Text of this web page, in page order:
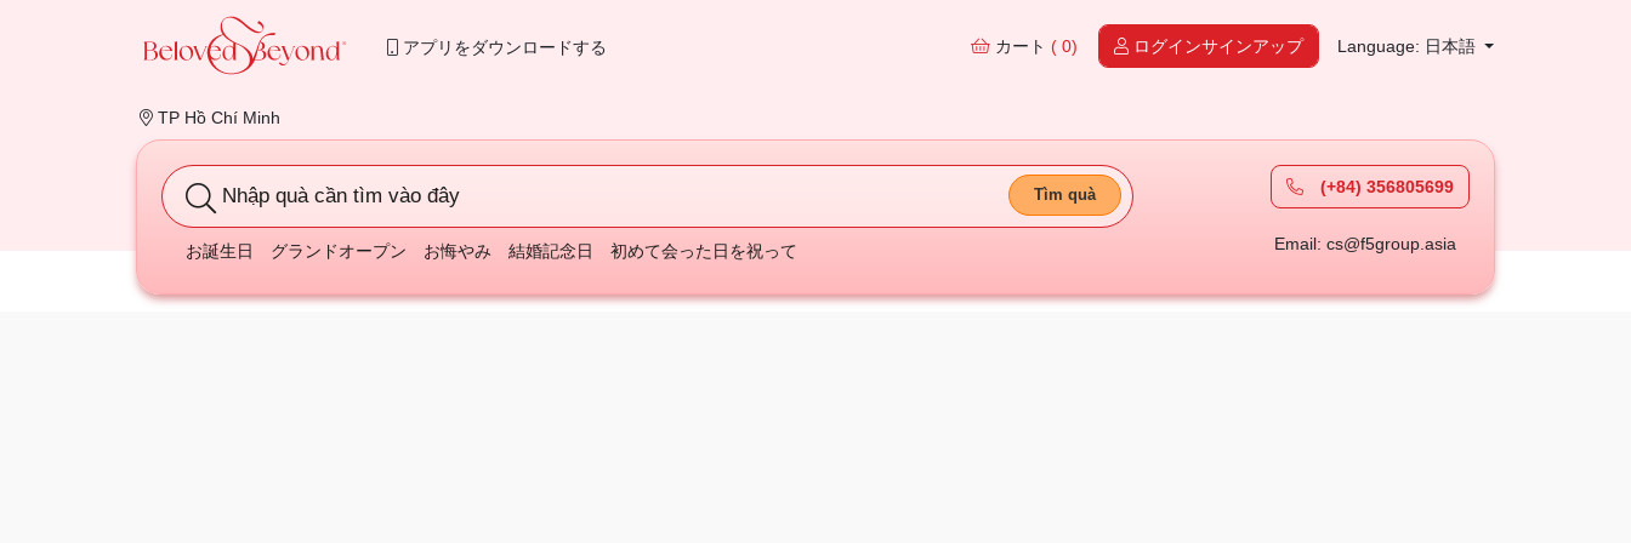
アプリをダウンロードする
TP Hồ Chí Minh
カート ( 0) ログインサインアップ Language: 日本語
Nhập quà cần tìm vào đây Tìm quà
お誕生日 グランドオープン お悔やみ 結婚記念日 初めて会った日を祝って
(+84) 356805699
Email: cs@f5group.asia